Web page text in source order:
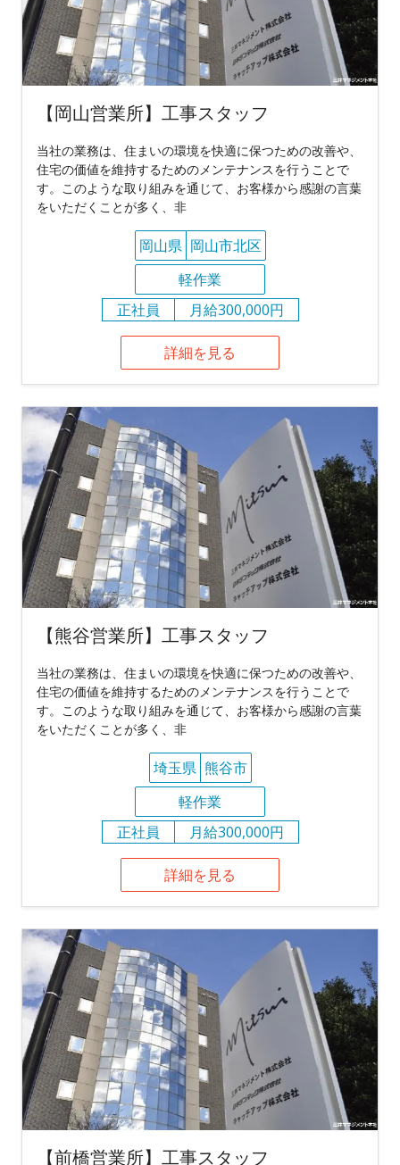
【岡山営業所】工事スタッフ
当社の業務は、住まいの環境を快適に保つための改善や、
住宅の価値を維持するためのメンテナンスを行うことで
す。このような取り組みを通じて、お客様から感謝の言葉
をいただくことが多く、非
岡山県 岡山市北区
軽作業
正社員
月給300,000円
詳細を見る
【熊谷営業所】工事スタッフ
当社の業務は、住まいの環境を快適に保つための改善や、
住宅の価値を維持するためのメンテナンスを行うことで
す。このような取り組みを通じて、お客様から感謝の言葉
をいただくことが多く、非
埼玉県 熊谷市
軽作業
正社員
月給300,000円
詳細を見る
【前橋営業所】工事スタッフ